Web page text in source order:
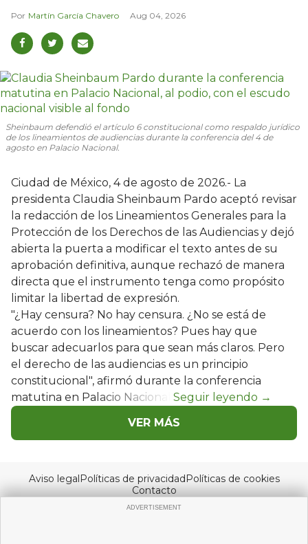
Martín García Chavero Aug 04, 2026
Sheinbaum defendió el artículo 6 constitucional como respaldo jurídico
de los lineamientos de audiencias durante la conferencia del 4 de
agosto en Palacio Nacional.
Ciudad de México, 4 de agosto de 2026.- La
presidenta Claudia Sheinbaum Pardo aceptó revisar
la redacción de los Lineamientos Generales para la
Protección de los Derechos de las Audiencias y dejó
abierta la puerta a modificar el texto antes de su
aprobación definitiva, aunque rechazó de manera
directa que el instrumento tenga como propósito
limitar la libertad de expresión.
"¿Hay censura? No hay censura. ¿No se está de
acuerdo con los lineamientos? Pues hay que
buscar adecuarlos para que sean más claros. Pero
el derecho de las audiencias es un principio
constitucional", afirmó durante la conferencia
matutina en Palacio Nacional.
VER MÁS
Aviso legalPolíticas de privacidadPolíticas de cookies
Contacto